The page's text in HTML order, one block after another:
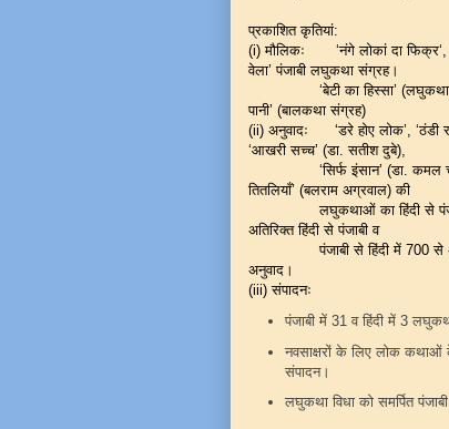
प्रकाशित कृतियां:
(i) मौलिकः ‘नंगे लोकां दा फिक्र‘,
वेला’ पंजाबी लघुकथा संग्रह।
‘बेटी का हिस्सा’ (लघुकथा
पानी’ (बालकथा संग्रह)
(ii) अनुवादः ‘डरे होए लोक’, ‘ठंडी
‘आखरी सच्च’ (डा.
‘सिर्फ इंसान’ (डा. कमल
तितलियाँ’ (बलराम अग्रवाल) की
लघुकथाओं का हिंदी से
अतिरिक्त हिंदी से पंजाबी व
पंजाबी से हिंदी में 700 से
अनुवाद।
(iii) संपादनः
पंजाबी में 31 व हिंदी में 3
नवसाक्षरों के लिए लोक
संपादन।
लघुकथा विधा को समर्पित